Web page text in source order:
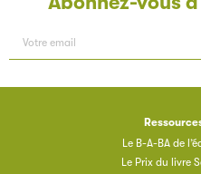
Le B-A-BA de
Le Prix du livre
Les petits champions de la
Le jeu de lecture à voix